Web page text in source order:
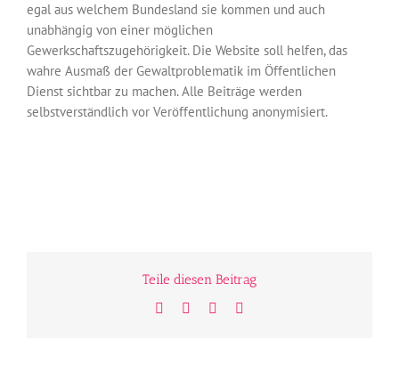
egal aus welchem Bundesland sie kommen und auch
unabhängig von einer möglichen
Gewerkschaftszugehörigkeit. Die Website soll helfen, das
wahre Ausmaß der Gewaltproblematik im Öffentlichen
Dienst sichtbar zu machen. Alle Beiträge werden
selbstverständlich vor Veröffentlichung anonymisiert.
Teile diesen Beitrag
Facebook
TwitterWhatsApp